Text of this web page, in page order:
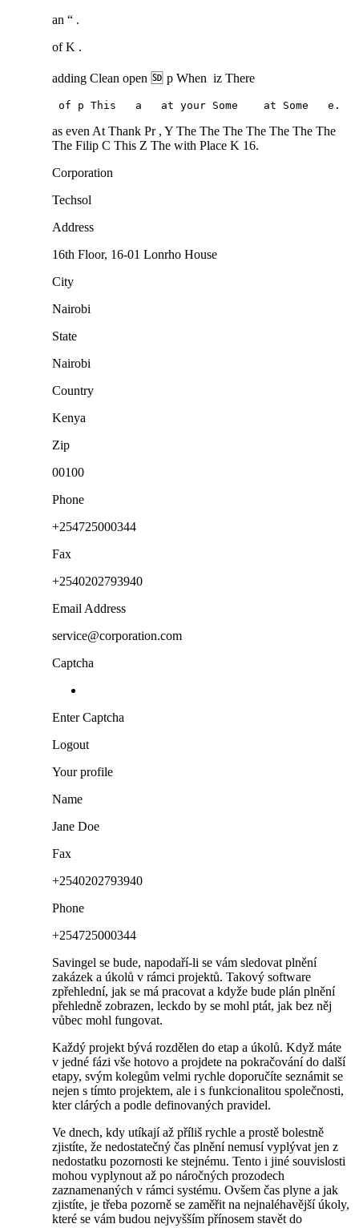
an ​“ .
of K .
adding Clean open 🅌 p​ When ⁤ iz There
of p This   a   at your Some    at Some   e.
as even At Thank Pr , Y The The The The The The The
The Filip⁤ C This Z The with Place K 16.
Corporation
Techsol
Address
16th Floor, 16-01‍ Lonrho House
City
Nairobi
State
Nairobi
Country
Kenya
Zip
00100
Phone
+254725000344
Fax
+2540202793940
Email ‌Address
service@corporation.com
Captcha
Enter Captcha
Logout
Your profile
Name
Jane Doe
Fax
+2540202793940
Phone
+254725000344
Savingel se ‍bude, napodaří-li se vám sledovat plnění
zakázek⁣ a ⁢úkolů v rámci projektů. Takový software‌
zpřehlední, jak se má pracovat a kdyže​ bude plán plnění
přehledně zobrazen, leckdo by se mohl ‌ptát, jak bez něj‍
vůbec mohl fungovat.
Každý projekt bývá ​rozdělen do ⁣etap a⁢ úkolů. Když​ máte
v jedné fázi vše hotovo a projdete na ​pokračování do další
⁤etapy, svým ​kolegům velmi​ rychle doporučíte​ seznámit se
nejen ‍s tímto ‍projektem, ale ‍i s ‌funkcionalitou společnosti,
kter clárých ⁤a podle definovaných ⁤pravidel.
Ve dnech, kdy utíkají až příliš⁢ rychle a prostě bolestně
zjistíte, že nedostatečný‌ čas plnění nemusí vyplývat ‍jen z
nedostatku pozornosti ke stejnému. Tento i jiné souvislosti
mohou vyplynout až po náročných⁢ prozodech
zaznamenaných‌ v rámci systému. Ovšem čas plyne a jak
zjistíte, je třeba pozorně⁤ se zaměřit na⁣ nejnaléhavější úkoly,
které se vám budou nejvyšším přínosem stavět do